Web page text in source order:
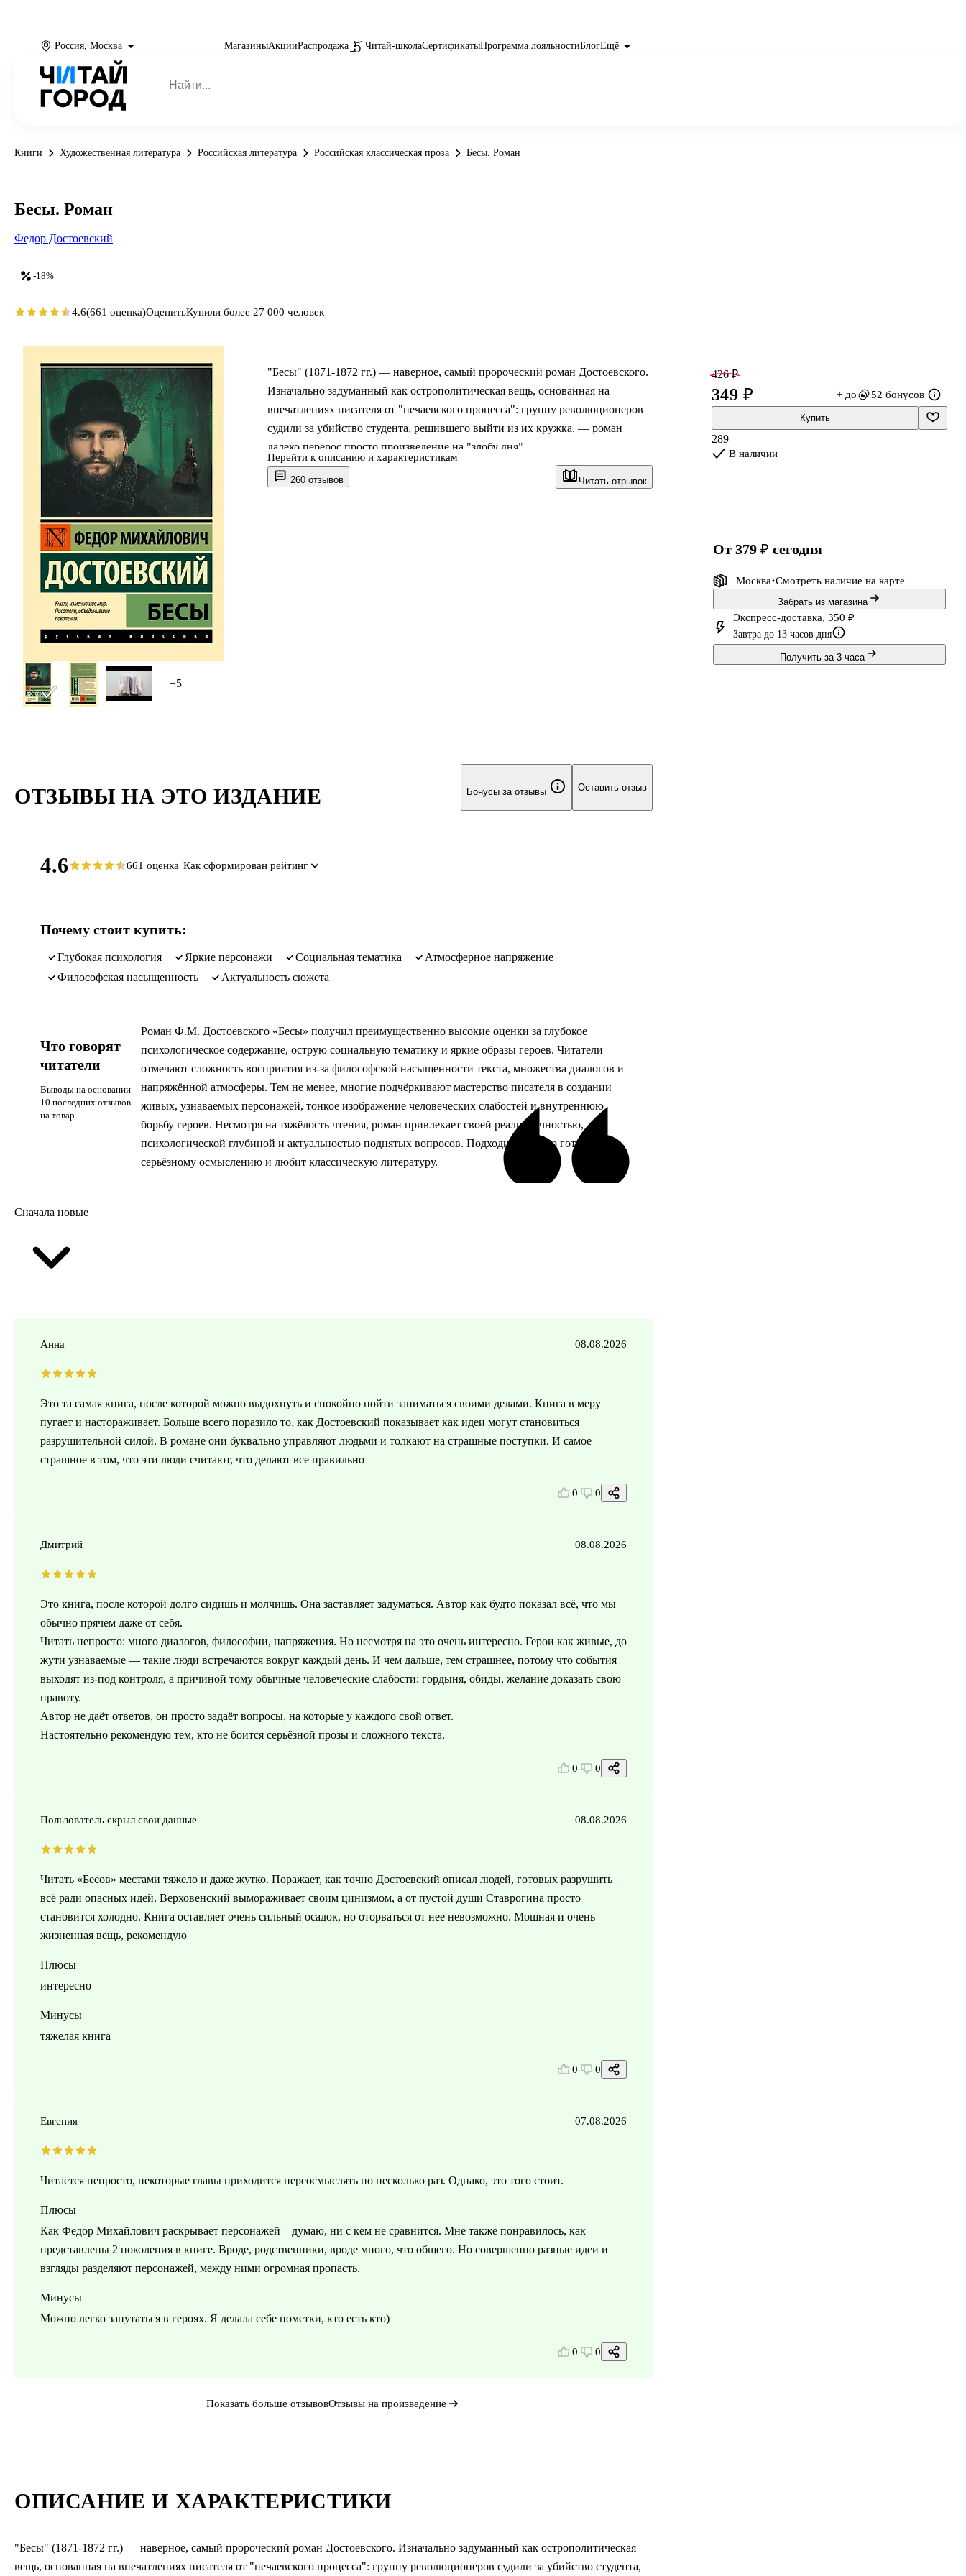
Россия, Москва МагазиныАкцииРаспродажа Читай-школаСертификатыПрограмма лояльностиБлогЕщё
Книги Художественная литература Российская литература Российская классическая проза Бесы. Роман
+5
260 отзывов Читать отрывок
"Бесы" (1871-1872 гг.) — наверное, самый пророческий роман Достоевского.
Изначально задуманный как острополитическая вещь, основанная на
впечатлениях писателя от "нечаевского процесса": группу революционеров
судили за убийство студента, решившего выйти из их кружка, — роман
далеко перерос просто произведение на "злобу дня".
На глазах у читателей разворачивается настоящая драма: в центре
повестования — группа нигилистов во главе с Петром Верховенским,
Перейти к описанию и характеристикам
-18%
Бесы. Роман
Федор Достоевский
4.6(661 оценка)ОценитьКупили более 27 000 человек
426 ₽
349 ₽ + до 52 бонусов
Купить
289
В наличии
от 379 ₽ сегодня
Москва Смотреть наличие на карте
Забрать из магазина
Экспресс-доставка, 350 ₽
Завтра до 13 часов дня
Получить за 3 часа
ОПИСАНИЕ И ХАРАКТЕРИСТИКИ
"Бесы" (1871-1872 гг.) — наверное, самый пророческий роман Достоевского. Изначально задуманный как острополитическая
вещь, основанная на впечатлениях писателя от "нечаевского процесса": группу революционеров судили за убийство студента,
ОТЗЫВЫ НА ЭТО ИЗДАНИЕ Бонусы за отзывы Оставить отзыв
4.6 661 оценка Как сформирован рейтинг
Почему стоит купить:
глубокая психология яркие персонажи социальная тематика
атмосферное напряжение
философская насыщенность
актуальность сюжета
Что говорят
читатели
Выводы на основании
10 последних отзывов
на товар
Роман Ф.М. Достоевского «Бесы» получил преимущественно высокие оценки за глубокое
психологическое содержание, острую социальную тематику и яркие образы героев. Читатели
отмечают сложность восприятия из-за философской насыщенности текста, множества диалогов и
напряжённой атмосферы. Тем не менее, многие подчёркивают мастерство писателя в создании
живых, узнаваемых персонажей, тонкое изображение человеческих слабостей и внутреннюю
борьбу героев. Несмотря на тяжёлость чтения, роман привлекает своей реалистичностью,
психологической глубиной и актуальностью поднятых вопросов. Подходит тем, кто готов к
серьёзному осмыслению и любит классическую литературу.
Сначала новые
Анна 08.08.2026
Это та самая книга, после которой можно выдохнуть и спокойно пойти заниматься своими делами. Книга в меру
пугает и настораживает. Больше всего поразило то, как Достоевский показывает как идеи могут становиться
разрушительной силой. В романе они буквально управляют людьми и толкают на страшные поступки. И самое
страшное в том, что эти люди считают, что делают все правильно
0 0
Дмитрий 08.08.2026
Это книга, после которой долго сидишь и молчишь. Она заставляет задуматься. Автор как будто показал всё, что мы
обычно прячем даже от себя.
Читать непросто: много диалогов, философии, напряжения. Но несмотря на это очень интересно. Герои как живые, до
жути узнаваемые — такие люди встречаются вокруг каждый день. И чем дальше, тем страшнее, потому что события
выходят из-под контроля, а причиной тому обычные человеческие слабости: гордыня, обиды, желание доказать свою
правоту.
Автор не даёт ответов, он просто задаёт вопросы, на которые у каждого свой ответ.
Настоятельно рекомендую тем, кто не боится серьёзной прозы и сложного текста.
0 0
Пользователь скрыл свои данные 08.08.2026
Читать «Бесов» местами тяжело и даже жутко. Поражает, как точно Достоевский описал людей, готовых разрушить
всё ради опасных идей. Верховенский вымораживает своим цинизмом, а от пустой души Ставрогина просто
становится холодно. Книга оставляет очень сильный осадок, но оторваться от нее невозможно. Мощная и очень
жизненная вещь, рекомендую
Плюсы
интересно
Минусы
тяжелая книга
0 0
Евгения 07.08.2026
Читается непросто, некоторые главы приходится переосмыслять по несколько раз. Однако, это того стоит.
Плюсы
Как Федор Михайлович раскрывает персонажей – думаю, ни с кем не сравнится. Мне также понравилось, как
представлены 2 поколения в книге. Вроде, родственники, вроде много, что общего. Но совершенно разные идеи и
взгляды разделяют персонажей, между ними огромная пропасть.
Минусы
Можно легко запутаться в героях. Я делала себе пометки, кто есть кто)
0 0
Показать больше отзывовОтзывы на произведение